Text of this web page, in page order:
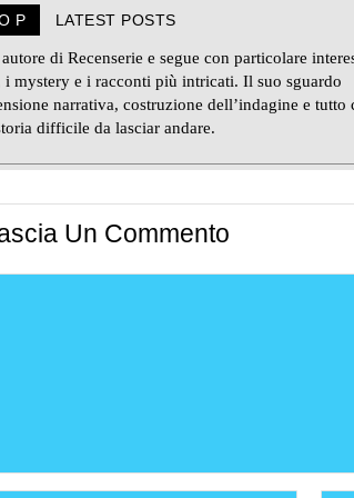
P LATEST POSTS
autore di Recenserie e segue con particolare
i mystery e i racconti più intricati. Il suo sguardo
narrativa, costruzione dell’indagine e tutto
difficile da lasciar andare.
Un Commento